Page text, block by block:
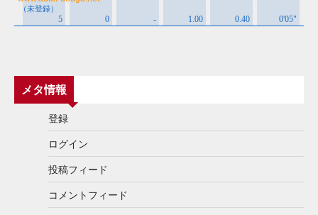
メタ情報
登録
ログイン
投稿フィード
コメントフィード